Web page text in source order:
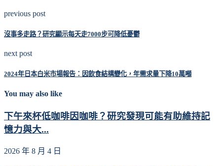
previous post
沒事多走路？研究顯示每天走7000步可降低憂鬱
next post
2024年日本白米市場報告：因飲食結構變化，年需求量下降10萬噸
You may also like
下午來杯低咖啡因咖啡？研究發現可能有助維持記
憶力與大...
2026 年 8 月 4 日